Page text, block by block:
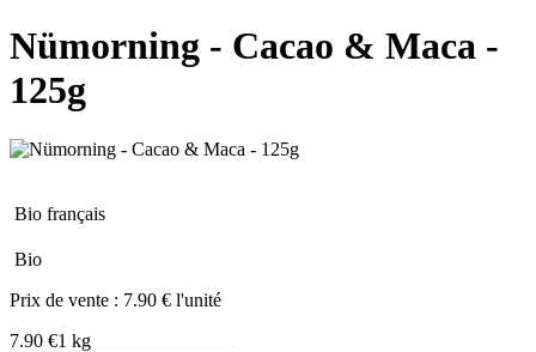
Nümorning - Cacao & Maca -
125g
Bio français
Bio
Prix de vente : 7.90 € l'unité
7.90 €1 kg